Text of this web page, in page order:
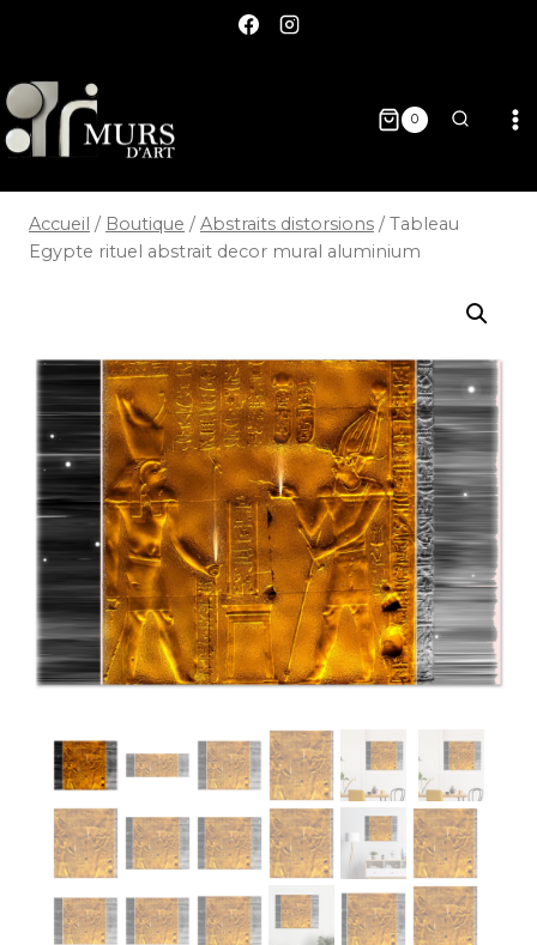
0
Accueil / Boutique / Abstraits distorsions / Tableau
Egypte rituel abstrait decor mural aluminium